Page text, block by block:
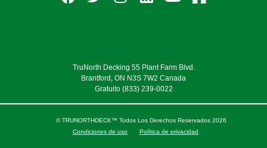
TruNorth Decking 55 Plant Farm Blvd.
Brantford, ON N3S 7W2 Canada
Gratuito(833) 239-0022
© TRUNORTHDECK™ Todos Los Derechos Reservados 2026
Condiciones de uso
Política de privacidad